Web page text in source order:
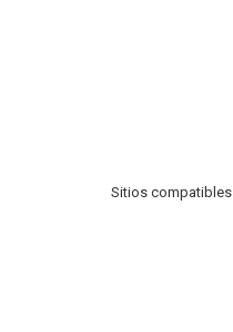
Sitios compatibles